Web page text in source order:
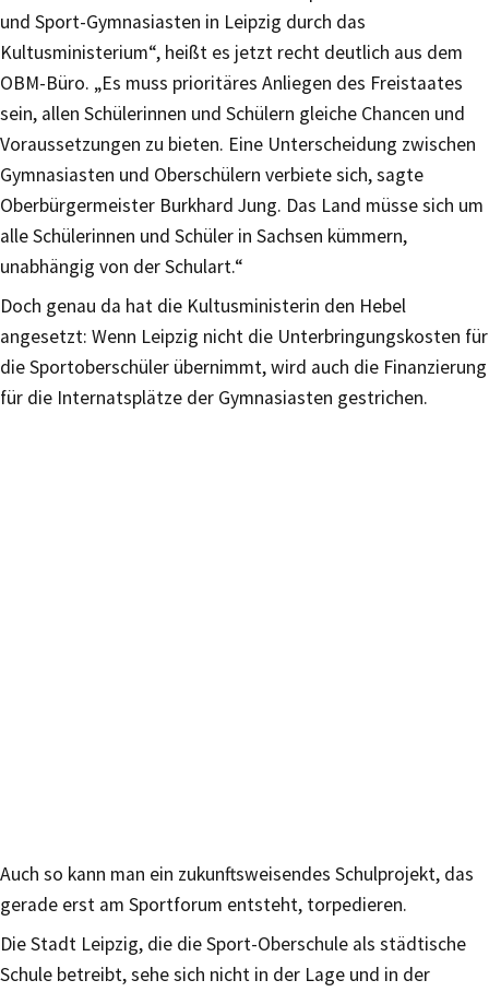
und Sport-Gymnasiasten in Leipzig durch das
Kultusministerium“, heißt es jetzt recht deutlich aus dem
OBM-Büro. „Es muss prioritäres Anliegen des Freistaates
sein, allen Schülerinnen und Schülern gleiche Chancen und
Voraussetzungen zu bieten. Eine Unterscheidung zwischen
Gymnasiasten und Oberschülern verbiete sich, sagte
Oberbürgermeister Burkhard Jung. Das Land müsse sich um
alle Schülerinnen und Schüler in Sachsen kümmern,
unabhängig von der Schulart.“
Doch genau da hat die Kultusministerin den Hebel
angesetzt: Wenn Leipzig nicht die Unterbringungskosten für
die Sportoberschüler übernimmt, wird auch die Finanzierung
für die Internatsplätze der Gymnasiasten gestrichen.
Auch so kann man ein zukunftsweisendes Schulprojekt, das
gerade erst am Sportforum entsteht, torpedieren.
Die Stadt Leipzig, die die Sport-Oberschule als städtische
Schule betreibt, sehe sich nicht in der Lage und in der